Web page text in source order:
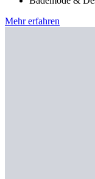
Mehr erfahren